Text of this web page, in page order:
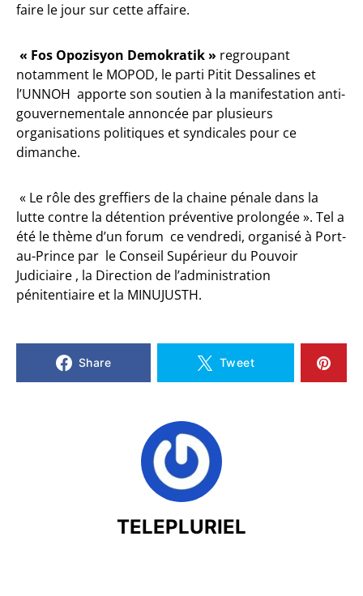
faire le jour sur cette affaire.
« Fos Opozisyon Demokratik » regroupant
notamment le MOPOD, le parti Pitit Dessalines et
l’UNNOH apporte son soutien à la manifestation anti-
gouvernementale annoncée par plusieurs
organisations politiques et syndicales pour ce
dimanche.
« Le rôle des greffiers de la chaine pénale dans la
lutte contre la détention préventive prolongée ». Tel a
été le thème d’un forum ce vendredi, organisé à Port-
au-Prince par le Conseil Supérieur du Pouvoir
Judiciaire , la Direction de l’administration
pénitentiaire et la MINUJUSTH.
Share Tweet
TELEPLURIEL